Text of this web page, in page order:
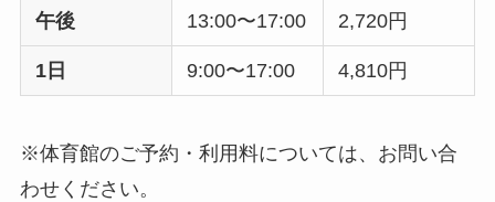
午後 13:00〜17:00 2,720円
1日 9:00〜17:00 4,810円
※体育館のご予約・利用料については、お問い合
わせください。